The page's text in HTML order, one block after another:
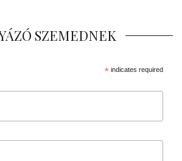
SZEMEDNEK
*indicates required